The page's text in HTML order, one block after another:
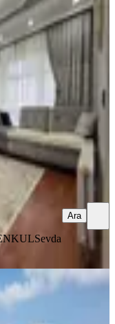
Sevda
Ara
İçi 3+1 Sosyal
Kaçmaz